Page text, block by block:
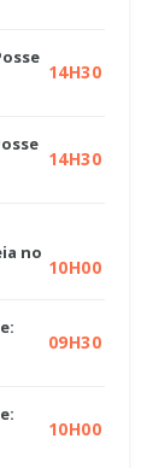
14H30
14H30
no
10H00
09H30
10H00